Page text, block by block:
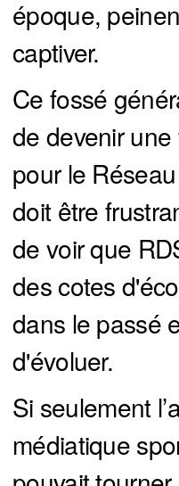
époque,
captiver.
Ce fossé
de devenir
pour le
doit être
de voir que
des cotes
dans le passé
d'évoluer.
Si seulement
médiatique